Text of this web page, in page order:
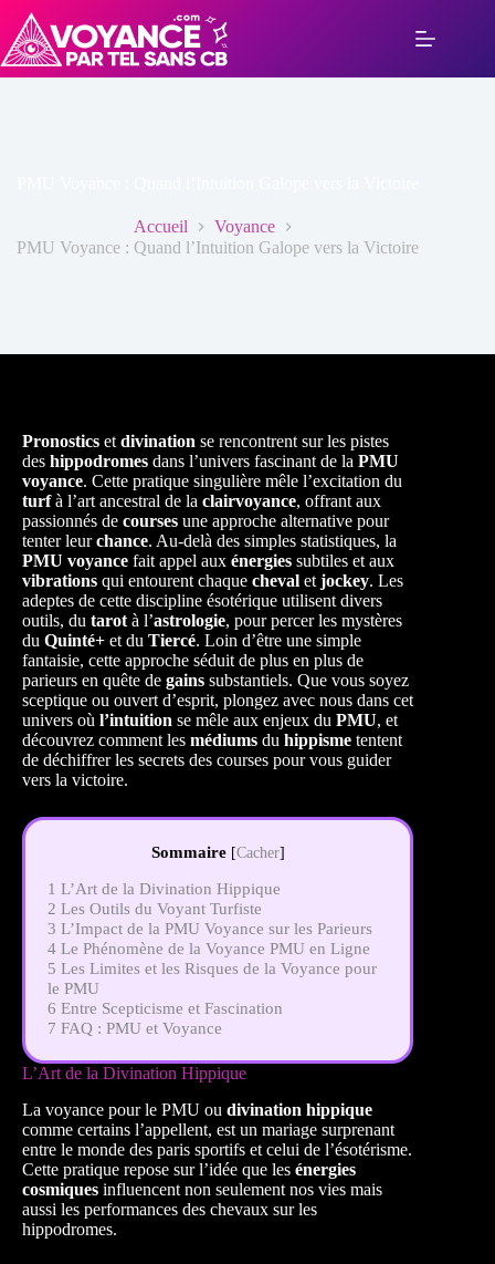
Passer
contenu
Accueil
Voyance
PMU Voyance : Quand l’Intuition Galope vers la Victoire
Pronostics et divination se rencontrent sur les pistes
des hippodromes dans l’univers fascinant de la PMU
voyance. Cette pratique singulière mêle l’excitation du
turfà l’art ancestral de la clairvoyance, offrant aux
passionnés de courses une approche alternative pour
tenter leurchance. Au-delà des simples statistiques, la
PMU voyance fait appel aux énergies subtiles et aux
vibrations qui entourent chaque cheval et jockey. Les
adeptes de cette discipline ésotérique utilisent divers
outils, du tarot à l’astrologie, pour percer les mystères
du Quinté+ et du Tiercé. Loin d’être une simple
fantaisie, cette approche séduit de plus en plus de
parieurs en quête de gains substantiels. Que vous soyez
sceptique ou ouvert d’esprit, plongez avec nous dans cet
univers où l’intuition se mêle aux enjeux du PMU, et
découvrez comment les médiums du hippisme tentent
de déchiffrer les secrets des courses pour vous guider
vers la victoire.
Sommaire [Cacher]
1 L’Art de la Divination Hippique
2 Les Outils du Voyant Turfiste
3 L’Impact de la PMU Voyance sur les Parieurs
4 Le Phénomène de la Voyance PMU en Ligne
5 Les Limites et les Risques de la Voyance pour
le PMU
6 Entre Scepticisme et Fascination
7 FAQ : PMU et Voyance
L’Art de la Divination Hippique
La voyance pour le PMU ou divination hippique
comme certains l’appellent, est un mariage surprenant
entre le monde des paris sportifs et celui de l’ésotérisme.
Cette pratique repose sur l’idée que les énergies
cosmiques influencent non seulement nos vies mais
aussi les performances des chevaux sur les
hippodromes.